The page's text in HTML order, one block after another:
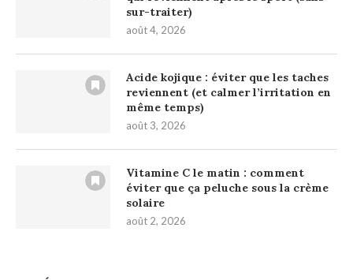
sur-traiter)
août 4, 2026
Acide kojique : éviter que les taches
reviennent (et calmer l’irritation en
même temps)
août 3, 2026
Vitamine C le matin : comment
éviter que ça peluche sous la crème
solaire
août 2, 2026